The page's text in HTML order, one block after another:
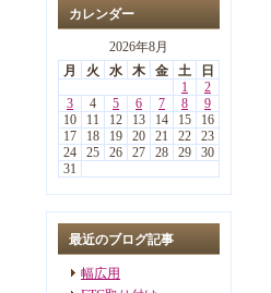
カレンダー
2026年8月
月
火 水 木 金 土
日
1
2
3
4 5 6 7 8
9
10
11 12 13 14 15
16
17
18 19 20 21 22
23
24
25 26 27 28 29
30
31
最近のブログ記事
幅広用